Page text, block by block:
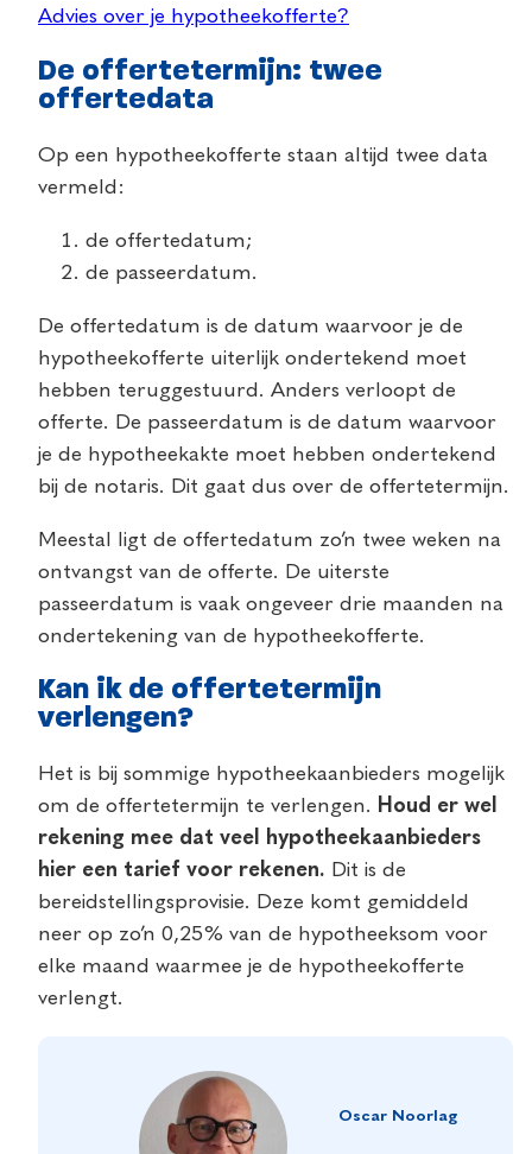
Advies over je hypotheekofferte?
De offertetermijn: twee
offertedata
Op een hypotheekofferte staan altijd twee data
vermeld:
de offertedatum;
de passeerdatum.
De offertedatum is de datum waarvoor je de
hypotheekofferte uiterlijk ondertekend moet
hebben teruggestuurd. Anders verloopt de
offerte. De passeerdatum is de datum waarvoor
je de hypotheekakte moet hebben ondertekend
bij de notaris. Dit gaat dus over de offertetermijn.
Meestal ligt de offertedatum zo’n twee weken na
ontvangst van de offerte. De uiterste
passeerdatum is vaak ongeveer drie maanden na
ondertekening van de hypotheekofferte.
Kan ik de offertetermijn
verlengen?
Het is bij sommige hypotheekaanbieders mogelijk
om de offertetermijn te verlengen. Houd er wel
rekening mee dat veel hypotheekaanbieders
hier een tarief voor rekenen. Dit is de
bereidstellingsprovisie. Deze komt gemiddeld
neer op zo’n 0,25% van de hypotheeksom voor
elke maand waarmee je de hypotheekofferte
verlengt.
Oscar Noorlag